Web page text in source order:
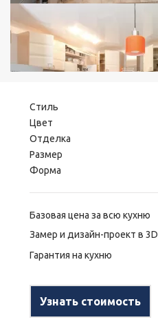
Стиль
Цвет
Отделка
Размер
Форма
Базовая цена за всю кухню
Замер и дизайн-проект в 3D
Гарантия на кухню
Узнать стоимость